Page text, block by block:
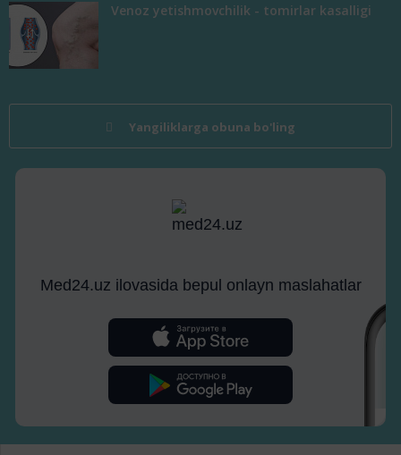
Venoz yetishmovchilik - tomirlar kasalligi
Yangiliklarga obuna bo'ling
Med24.uz ilovasida bepul onlayn maslahatlar